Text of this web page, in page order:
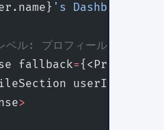
's Dashboard</h1
ル: プロフィールセクショ
fallback=
userId
>